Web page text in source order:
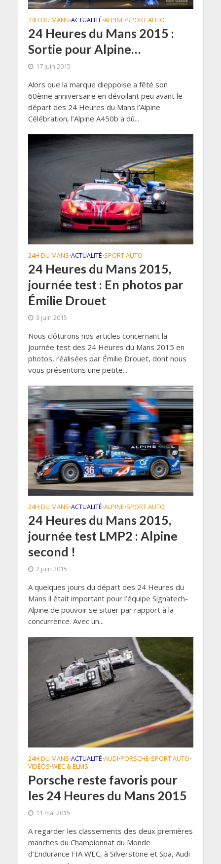
24H DU MANS•ACTUALITÉ•ALPINE•SPORT AUTO
24 Heures du Mans 2015 :
Sortie pour Alpine…
17 juin 2015
Alors que la marque dieppoise a fêté son
60ème anniversaire en dévoilant peu avant le
départ des 24 Heures du Mans l’Alpine
Célébration, l’Alpine A450b a dû...
24H DU MANS•ACTUALITÉ•SPORT AUTO
24 Heures du Mans 2015,
journée test : En photos par
Émilie Drouet
3 juin 2015
Nous clôturons nos articles concernant la
journée test des 24 Heures du Mans 2015 en
photos, réalisées par Émilie Drouet, dont nous
vous présentons une petite...
24H DU MANS•ACTUALITÉ•ALPINE•SPORT AUTO
24 Heures du Mans 2015,
journée test LMP2 : Alpine
second !
2 juin 2015
A quelques jours du départ des 24 Heures du
Mans il était important pour l’équipe Signatech-
Alpine de pouvoir se situer par rapport à la
concurrence. Avec un...
24H DU MANS•ACTUALITÉ•AUDI•PORSCHE•SPORT AUTO•
VIDÉOS•WEC & ELMS
Porsche reste favoris pour
les 24 Heures du Mans 2015
11 mai 2015
A regarder les classements des deux premières
manches du Championnat du Monde
d’Endurance FIA WEC, à Silverstone et Spa, Audi